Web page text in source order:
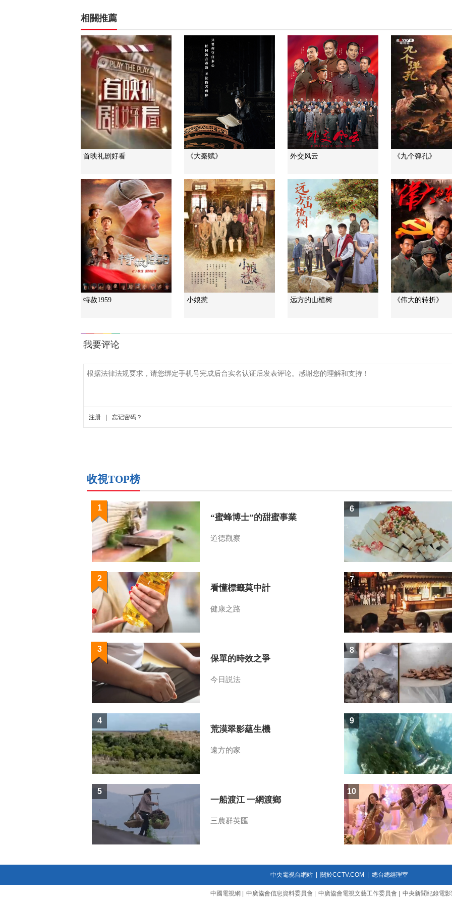
相關推薦
首映礼剧好看 《大秦赋》 外交风云 《九个弹孔》
特赦1959 小娘惹 远方的山楂树 《伟大的转折》
收視TOP榜
“蜜蜂博士”的甜蜜事業
道德觀察
1
看懂標籤莫中計
健康之路
2
保單的時效之爭
今日説法
3
荒漠翠影蘊生機
遠方的家
4
一船渡江 一網渡鄉
三農群英匯
5
6
7
8
9
10
中央電視台網站| 關於CCTV.COM 總台總經理室
中國電視網 中廣協會信息資料委員會 中廣協會電視文藝工作委員會 中央新聞紀錄電